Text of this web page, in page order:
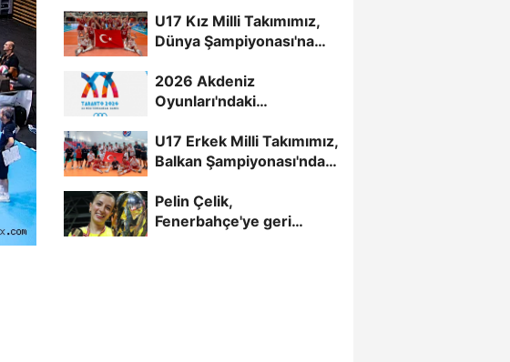
U17 Kız Milli Takımımız,
Dünya Şampiyonası'na
2026 Akdeniz
Oyunları'ndaki
U17 Erkek Milli Takımımız,
Balkan Şampiyonası'nda
Pelin Çelik,
Fenerbahçe'ye geri